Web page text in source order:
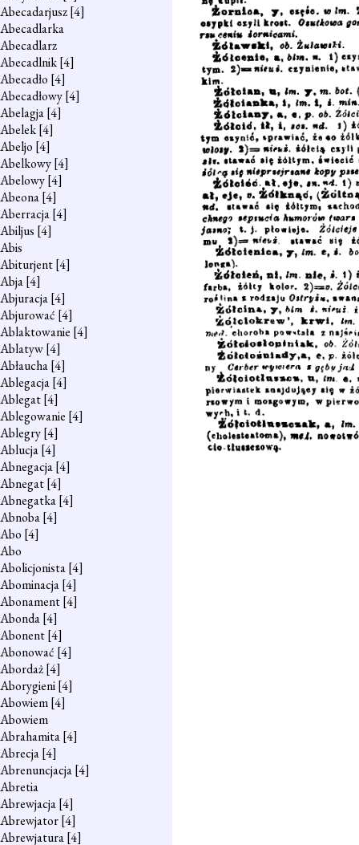
Abecadarjusz[4]
Abecadlarka
Abecadlarz
Abecadlnik[4]
Abecadło [4]
Abecadłowy[4]
Abelagja[4]
Abelek[4]
Abeljo [4]
Abelkowy[4]
Abelowy[4]
Abeona[4]
Aberracja[4]
Abiljus [4]
Abis
Abiturjent[4]
Abja[4]
Abjuracja[4]
Abjurować [4]
Ablaktowanie [4]
Ablatyw[4]
Abłaucha[4]
Ablegacja[4]
Ablegat[4]
Ablegowanie [4]
Ablegry[4]
Ablucja[4]
Abnegacja[4]
Abnegat[4]
Abnegatka[4]
Abnoba[4]
Abo [4]
Abo
Abolicjonista[4]
Abominacja[4]
Abonament[4]
Abonda[4]
Abonent[4]
Abonować [4]
Abordaż[4]
Aborygieni[4]
Abowiem[4]
Abowiem
Abrahamita[4]
Abrecja[4]
Abrenuncjacja[4]
Abretia
Abrewjacja[4]
Abrewjator[4]
Abrewjatura[4]